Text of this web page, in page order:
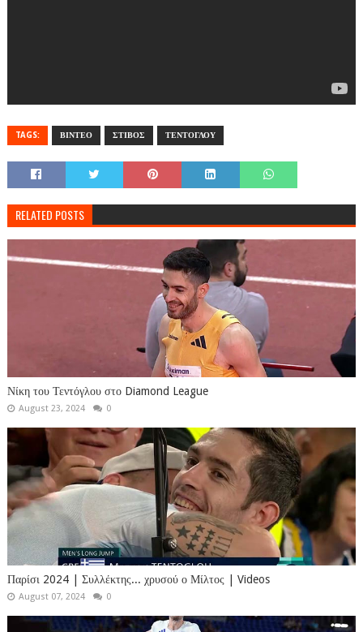
TAGS: ΒΙΝΤΕΟ ΣΤΙΒΟΣ ΤΕΝΤΟΓΛΟΥ
RELATED POSTS
Νίκη του Τεντόγλου στο Diamond League
August 23, 2024 0
Παρίσι 2024 | Συλλέκτης... χρυσού ο Μίλτος | Videos
August 07, 2024 0